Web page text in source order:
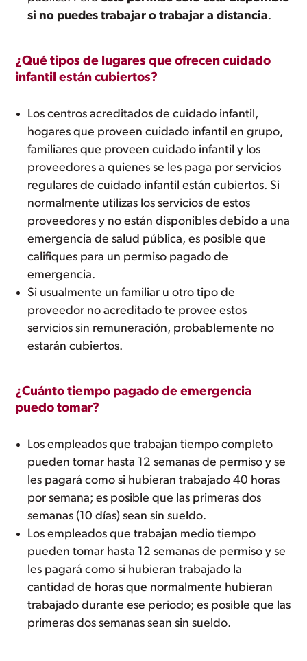
si no puedes trabajar o trabajar a distancia.
¿Qué tipos de lugares que ofrecen cuidado
infantil están cubiertos?
Los centros acreditados de cuidado infantil,
hogares que proveen cuidado infantil en grupo,
familiares que proveen cuidado infantil y los
proveedores a quienes se les paga por servicios
regulares de cuidado infantil están cubiertos. Si
normalmente utilizas los servicios de estos
proveedores y no están disponibles debido a una
emergencia de salud pública, es posible que
califiques para un permiso pagado de
emergencia.
Si usualmente un familiar u otro tipo de
proveedor no acreditado te provee estos
servicios sin remuneración, probablemente no
estarán cubiertos.
¿Cuánto tiempo pagado de emergencia
puedo tomar?
Los empleados que trabajan tiempo completo
pueden tomar hasta 12 semanas de permiso y se
les pagará como si hubieran trabajado 40 horas
por semana; es posible que las primeras dos
semanas (10 días) sean sin sueldo.
Los empleados que trabajan medio tiempo
pueden tomar hasta 12 semanas de permiso y se
les pagará como si hubieran trabajado la
cantidad de horas que normalmente hubieran
trabajado durante ese periodo; es posible que las
primeras dos semanas sean sin sueldo.